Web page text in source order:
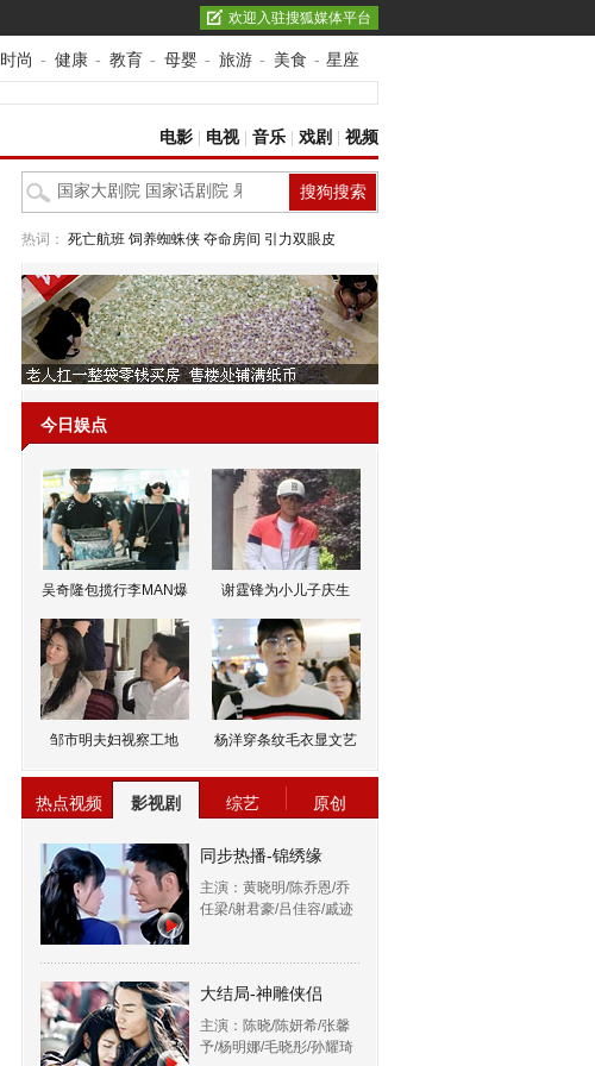
欢迎入驻搜狐媒体平台
时尚 - 健康 - 教育 - 母婴 - 旅游 - 美食 - 星座
电影 电视| 音乐 戏剧 视频
热词： 死亡航班 饲养蜘蛛侠 夺命房间 引力双眼皮
今日娱点
吴奇隆包揽行李MAN爆 谢霆锋为小儿子庆生
邹市明夫妇视察工地 杨洋穿条纹毛衣显文艺
热点视频 影视剧 综艺 原创
同步热播-锦绣缘
主演：黄晓明/陈乔恩/乔
任梁/谢君豪/吕佳容/戚迹
大结局-神雕侠侣
主演：陈晓/陈妍希/张馨
予/杨明娜/毛晓彤/孙耀琦